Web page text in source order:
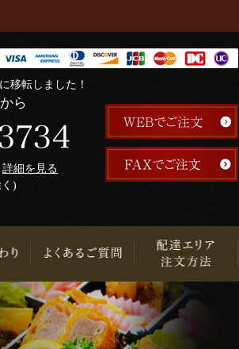
移転しました！
ら
詳細を見る
)